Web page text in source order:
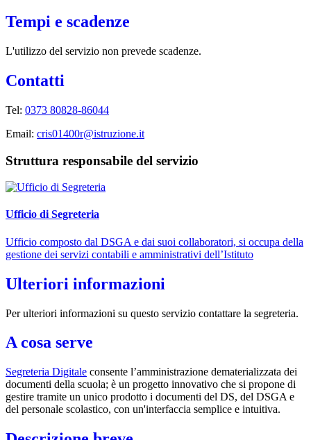
Tempi e scadenze
L'utilizzo del servizio non prevede scadenze.
Contatti
Tel: 0373 80828-86044
Email: cris01400r@istruzione.it
Struttura responsabile del servizio
Ufficio di Segreteria
Ufficio composto dal DSGA e dai suoi collaboratori, si occupa della
gestione dei servizi contabili e amministrativi dell’Istituto
Ulteriori informazioni
Per ulteriori informazioni su questo servizio contattare la segreteria.
A cosa serve
Segreteria Digitale consente l’amministrazione dematerializzata dei
documenti della scuola; è un progetto innovativo che si propone di
gestire tramite un unico prodotto i documenti del DS, del DSGA e
del personale scolastico, con un'interfaccia semplice e intuitiva.